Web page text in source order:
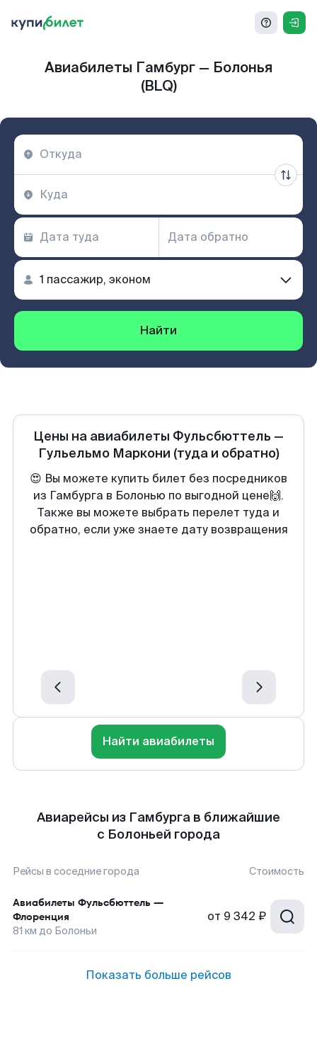
Авиабилеты Гамбург — Болонья
(BLQ)
Найти
Цены на авиабилеты Фульсбюттель —
Гульельмо Маркони (туда и обратно)
😍 Вы можете купить билет без посредников
из Гамбурга в Болонью по выгодной цене🙌.
Также вы можете выбрать перелет туда и
обратно, если уже знаете дату возвращения
Найти авиабилеты
Авиарейсы из Гамбурга в ближайшие
с Болоньей города
Рейсы в соседние города Стоимость
Авиабилеты Фульсбюттель —
Флоренция
81 км до Болоньи
от 9 342 ₽
Показать больше рейсов